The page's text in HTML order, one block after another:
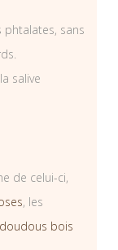
phtalates, sans
salive
de celui-ci,
, les
bois